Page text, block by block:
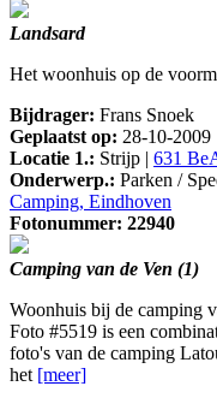
Landsard
Het woonhuis op de
Bijdrager: Frans Snoek
Geplaatst op: 28-10-2009
Locatie 1.: Strijp | 631
Onderwerp.: Parken /
Camping, Eindhoven
Fotonummer: 22940
Camping van de Ven (1)
Woonhuis bij de camping
Foto #5519 is een
foto's van de camping
het [meer]